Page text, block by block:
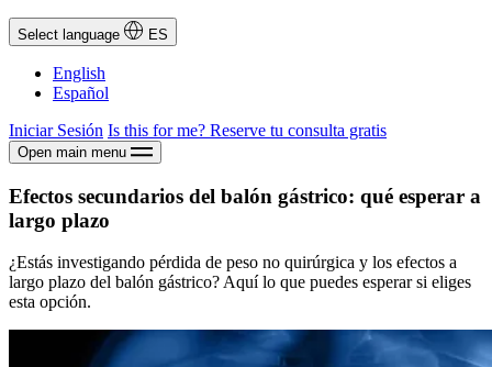
Select language ES
English
Español
Iniciar Sesión Is this for me? Reserve tu consulta gratis
Open main menu
Efectos secundarios del balón gástrico: qué esperar a
largo plazo
¿Estás investigando pérdida de peso no quirúrgica y los efectos a
largo plazo del balón gástrico? Aquí lo que puedes esperar si eliges
esta opción.